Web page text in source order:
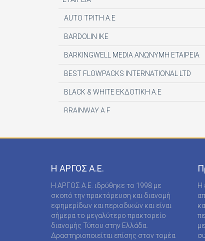
AUTO ΤΡΙΤΗ Α.Ε
BARDOLIN ΙΚΕ
BARKINGWELL MEDIA ΑΝΩΝΥΜΗ ΕΤΑΙΡΕΙΑ
BEST FLOWPACKS INTERNATIONAL LTD
BLACK & WHITE ΕΚΔΟΤΙΚΗ Α.Ε
BRAINWAY A.E
DE AGOSTINI PUBLISHING SPA
DIGITAL CONTENT S.A.
DIGITAL MEDIA EPTA LTD ΥΠΟΚΑΤΑΣΤΗΜΑ
ΑΛΛΟΔΑΠΗΣ
DOCUMENTO MEDIA ΜΟΝΟΠΡΟΣΩΠΗ ΙΚΕ
Η ΑΡΓΟΣ A.E.
Η ΑΡΓΟΣ A.E. ιδρύθηκε το 1998 με
σκοπό την πρακτόρευση και διανομή
εφημερίδων και περιοδικών και είναι
σήμερα το μεγαλύτερο πρακτορείο
διανομής Τύπου στην Ελλάδα.
Δραστηριοποιείται επίσης στον τομέα
Η